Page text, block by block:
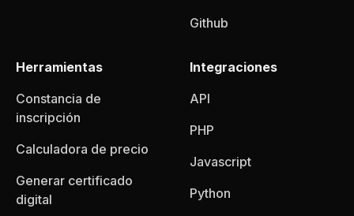
Github
Herramientas
Constancia de
inscripción
Calculadora de precio
Generar certificado
digital
Integraciones
API
PHP
Javascript
Python